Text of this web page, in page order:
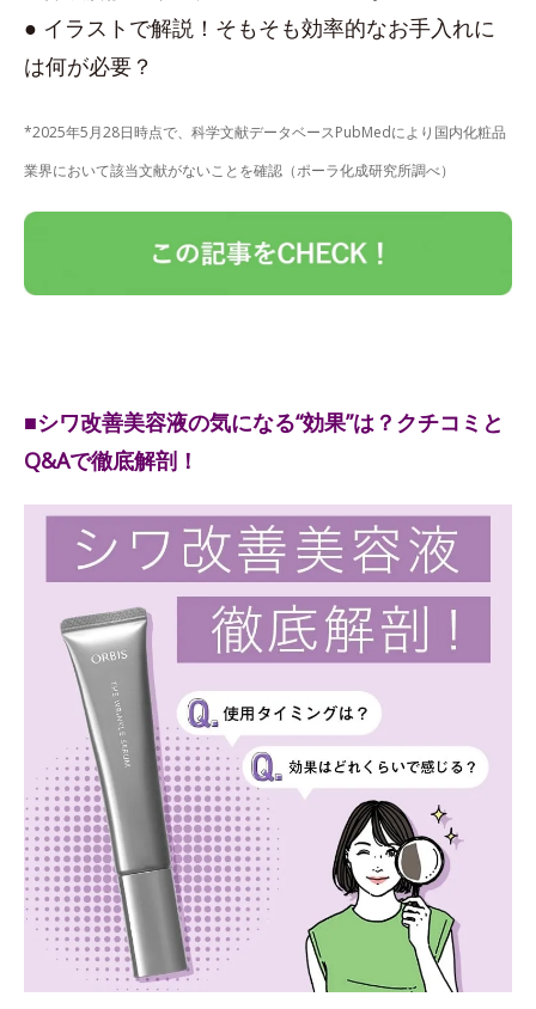
● イラストで解説！そもそも効率的なお手入れに
は何が必要？
*2025年5月28日時点で、科学文献データベースPubMedにより国内化粧品
業界において該当文献がないことを確認（ポーラ化成研究所調べ）
■シワ改善美容液の気になる“効果”は？クチコミと
Q&Aで徹底解剖！